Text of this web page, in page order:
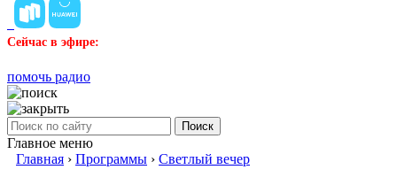
Сейчас в эфире:
помочь радио
Поиск
Главное меню
Главная › Программы › Светлый вечер